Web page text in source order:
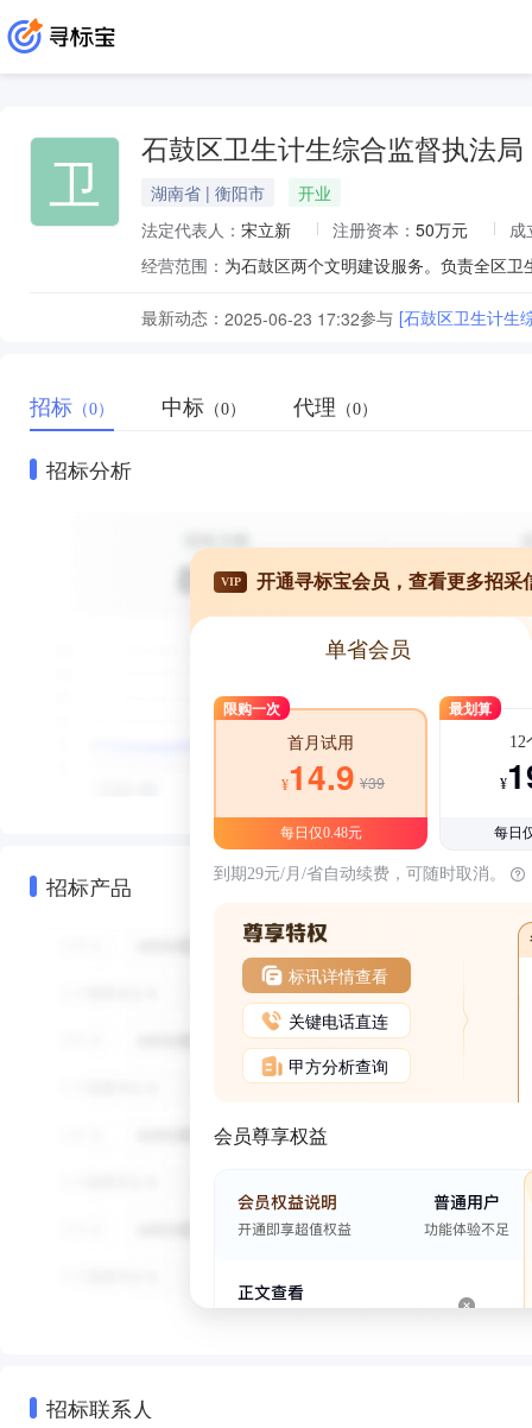
卫 石鼓区卫生计生综合监督执法局
湖南省 | 衡阳市
开业
法定代表人： 宋立新 注册资本： 50万元
成
经营范围： 为石鼓区两个文明建设服务。负责全区卫
最新动态： 2025-06-23 17:32参与 [石鼓区卫生计生
招标 （0） 中标 （0） 代理 （0）
招标分析
招标产品
VIP 开通寻标宝会员，查看更多招采
单省会员
限购一次
首月试用
¥14.9 ¥39
每日仅0.48元
最划算
12
¥
每日
到期29元/月/省自动续费，可随时取消。
标讯详情查看
关键电话直连
甲方分析查询
会员尊享权益
招标联系人